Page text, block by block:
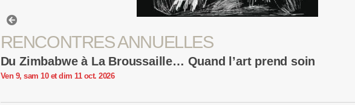
RENCONTRES ANNUELLES
Du Zimbabwe à La Broussaille… Quand l’art prend soin
Ven 9, sam 10 et dim 11 oct. 2026